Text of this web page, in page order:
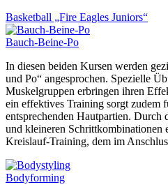
Basketball „Fire Eagles Juniors“
Bauch-Beine-Po
In diesen beiden Kursen werden
und Po“ angesprochen. Spezielle
Muskelgruppen erbringen ihren
ein effektives Training sorgt zudem
entsprechenden Hautpartien. Durch
und kleineren Schrittkombinationen
Kreislauf-Training, dem im
Bodyforming